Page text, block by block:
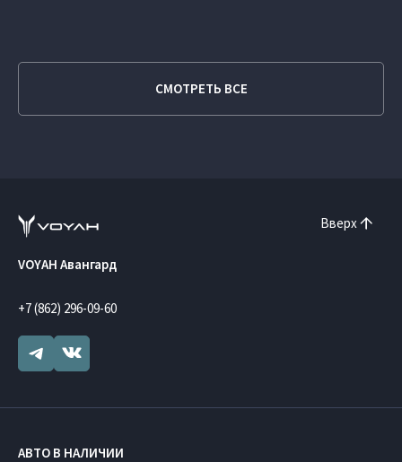
СМОТРЕТЬ ВСЕ
Вверх
VOYAH Авангард
+7 (862) 296-09-60
АВТО В НАЛИЧИИ